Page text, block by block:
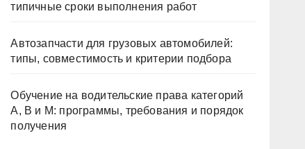
типичные сроки выполнения работ
Автозапчасти для грузовых автомобилей:
типы, совместимость и критерии подбора
Обучение на водительские права категорий
A, B и M: программы, требования и порядок
получения